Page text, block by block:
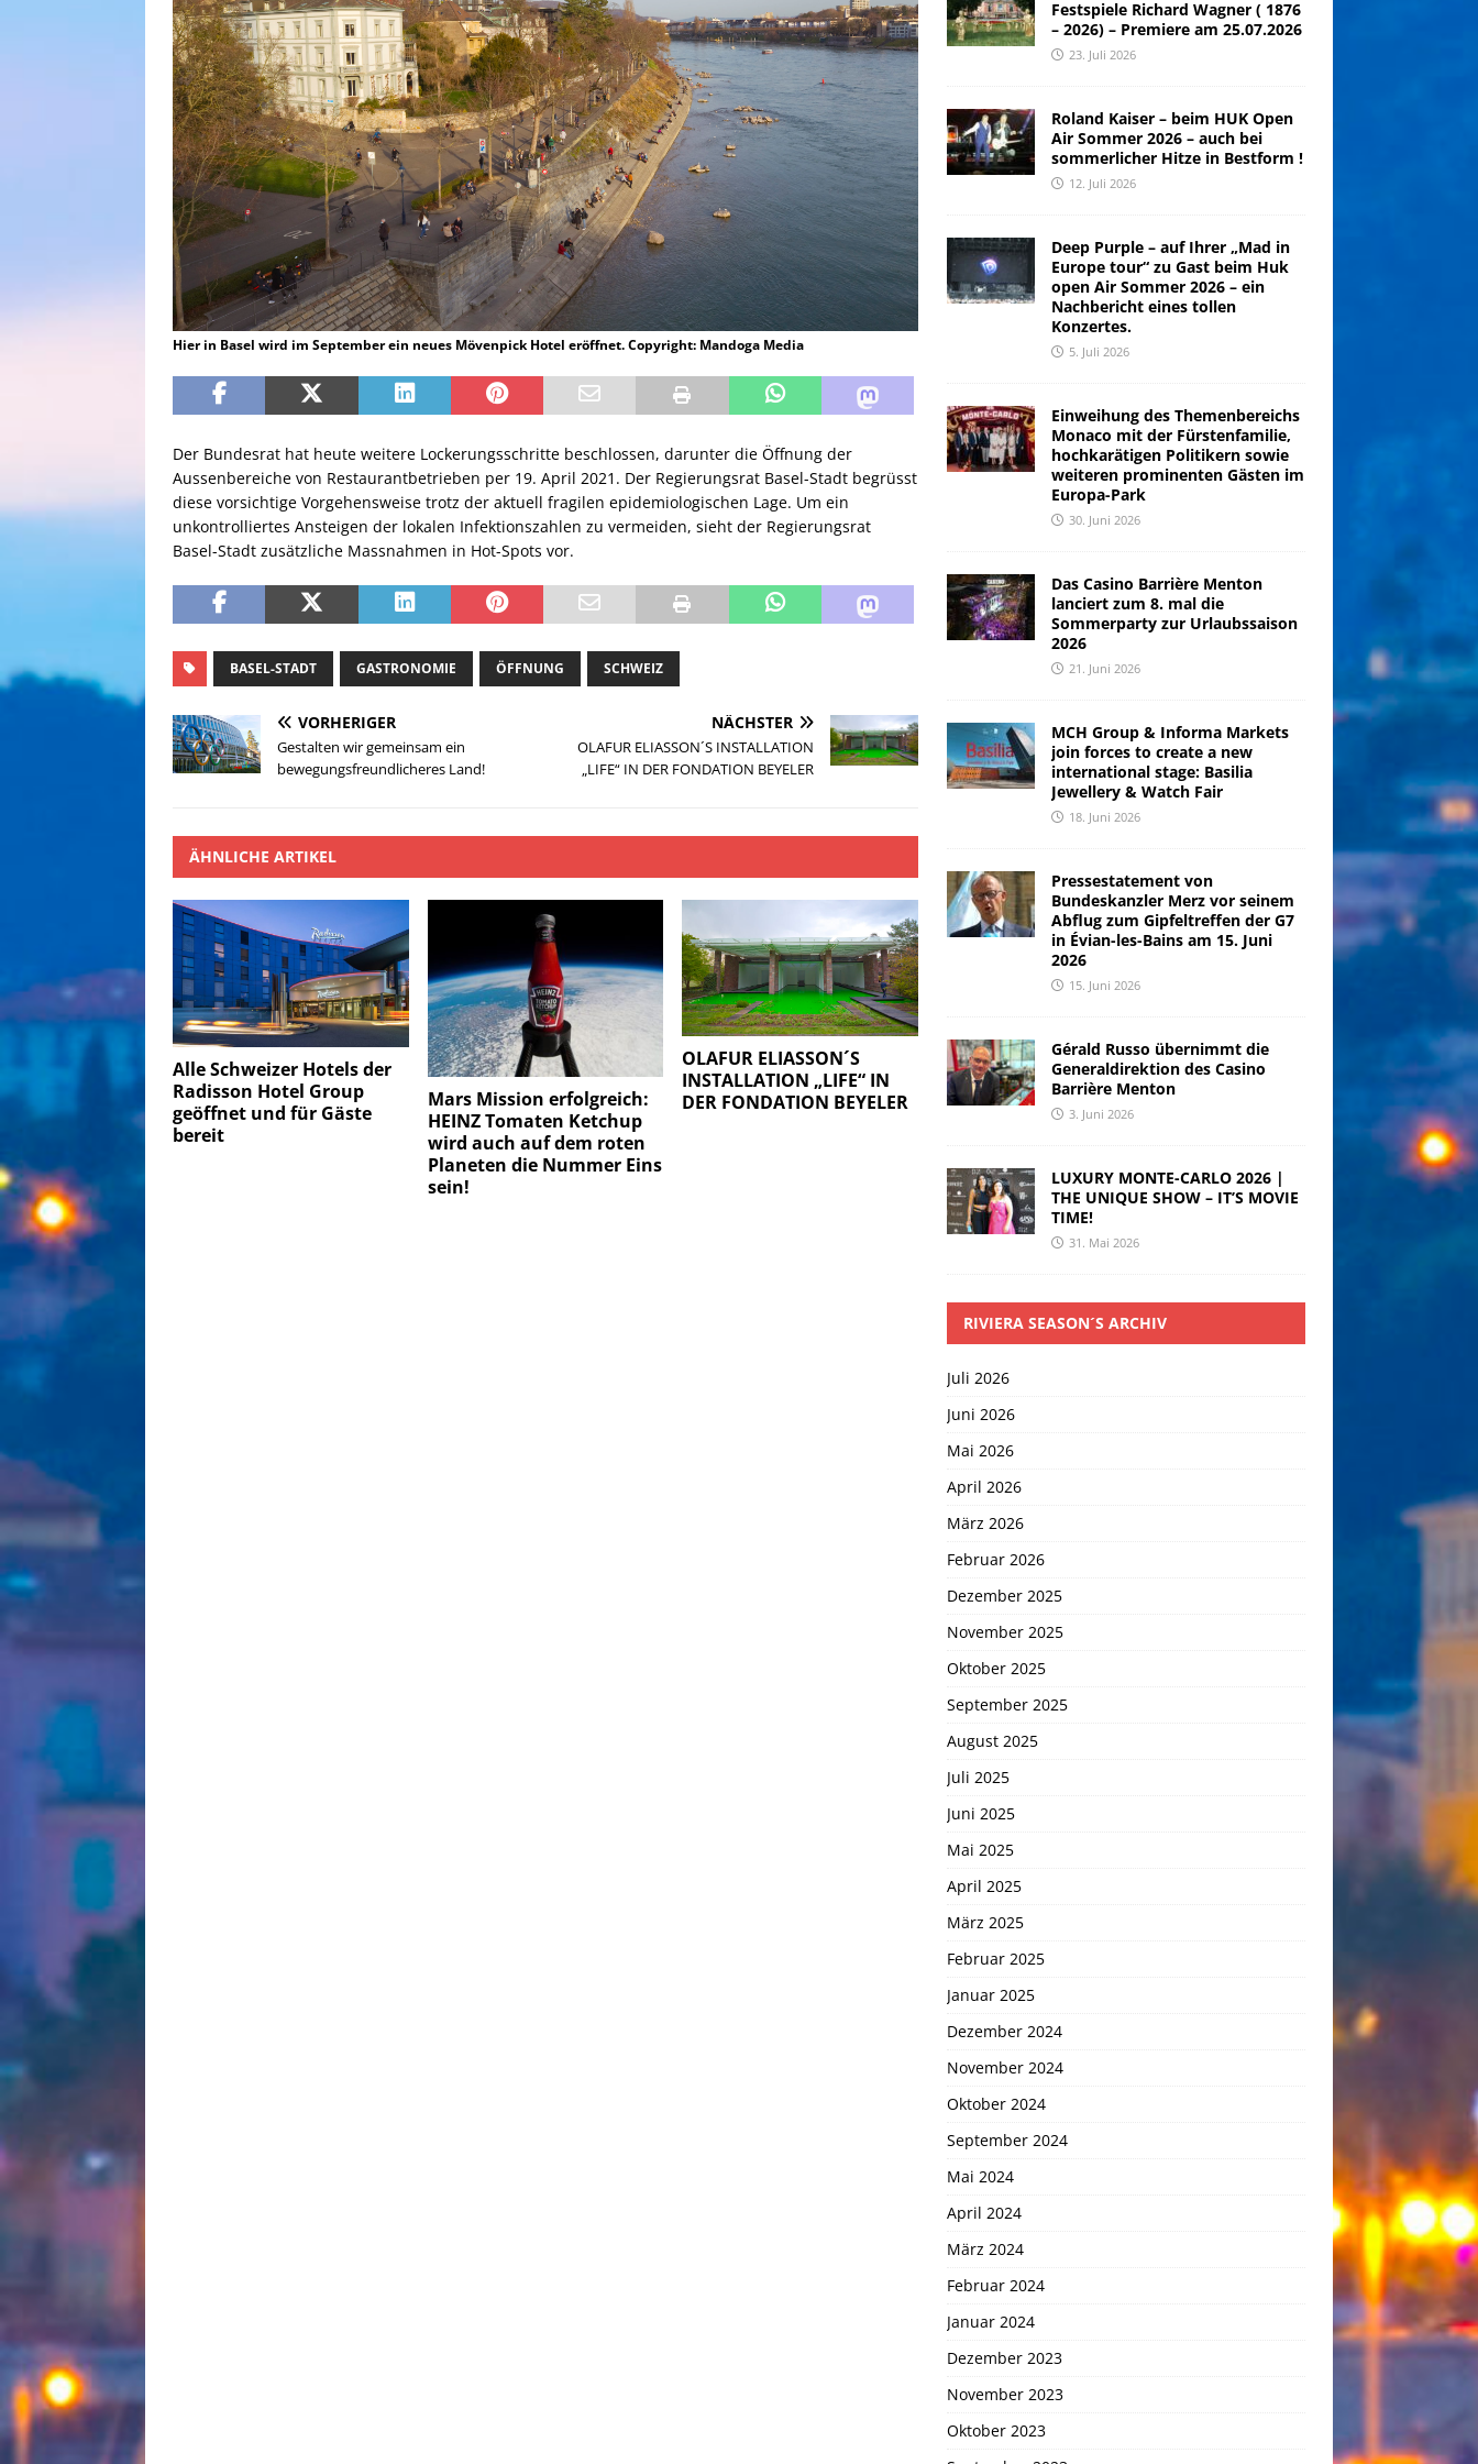
Hier in Basel wird im September ein neues Mövenpick Hotel eröffnet. Copyright: Mandoga Media
Der Bundesrat hat heute weitere Lockerungsschritte beschlossen, darunter die Öffnung der
Aussenbereiche von Restaurantbetrieben per 19. April 2021. Der Regierungsrat Basel-Stadt begrüsst
diese vorsichtige Vorgehensweise trotz der aktuell fragilen epidemiologischen Lage. Um ein
unkontrolliertes Ansteigen der lokalen Infektionszahlen zu vermeiden, sieht der Regierungsrat
Basel-Stadt zusätzliche Massnahmen in Hot-Spots vor.
BASEL-STADT GASTRONOMIE ÖFFNUNG SCHWEIZ
VORHERIGER
Gestalten wir gemeinsam ein
bewegungsfreundlicheres Land!
NÄCHSTER
OLAFUR ELIASSON´S INSTALLATION
„LIFE“ IN DER FONDATION BEYELER
ÄHNLICHE ARTIKEL
Alle Schweizer Hotels der
Radisson Hotel Group
geöffnet und für Gäste
bereit
Mars Mission erfolgreich:
HEINZ Tomaten Ketchup
wird auch auf dem roten
Planeten die Nummer Eins
sein!
OLAFUR ELIASSON´S
INSTALLATION „LIFE“ IN
DER FONDATION BEYELER
Festspiele Richard Wagner ( 1876
– 2026) – Premiere am 25.07.2026
23. Juli 2026
Roland Kaiser – beim HUK Open
Air Sommer 2026 – auch bei
sommerlicher Hitze in Bestform !
12. Juli 2026
Deep Purple – auf Ihrer „Mad in
Europe tour“ zu Gast beim Huk
open Air Sommer 2026 – ein
Nachbericht eines tollen
Konzertes.
5. Juli 2026
Einweihung des Themenbereichs
Monaco mit der Fürstenfamilie,
hochkarätigen Politikern sowie
weiteren prominenten Gästen im
Europa-Park
30. Juni 2026
Das Casino Barrière Menton
lanciert zum 8. mal die
Sommerparty zur Urlaubssaison
2026
21. Juni 2026
MCH Group & Informa Markets
join forces to create a new
international stage: Basilia
Jewellery & Watch Fair
18. Juni 2026
Pressestatement von
Bundeskanzler Merz vor seinem
Abflug zum Gipfeltreffen der G7
in Évian-les-Bains am 15. Juni
2026
15. Juni 2026
Gérald Russo übernimmt die
Generaldirektion des Casino
Barrière Menton
3. Juni 2026
LUXURY MONTE-CARLO 2026 |
THE UNIQUE SHOW – IT’S MOVIE
TIME!
31. Mai 2026
RIVIERA SEASON´S ARCHIV
Juli 2026
Juni 2026
Mai 2026
April 2026
März 2026
Februar 2026
Dezember 2025
November 2025
Oktober 2025
September 2025
August 2025
Juli 2025
Juni 2025
Mai 2025
April 2025
März 2025
Februar 2025
Januar 2025
Dezember 2024
November 2024
Oktober 2024
September 2024
Mai 2024
April 2024
März 2024
Februar 2024
Januar 2024
Dezember 2023
November 2023
Oktober 2023